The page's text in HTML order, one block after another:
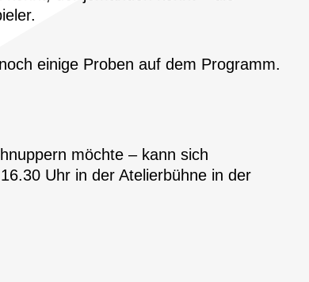
einige Proben auf dem Programm.
möchte – kann sich
Uhr in der Atelierbühne in der